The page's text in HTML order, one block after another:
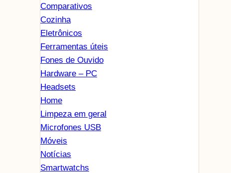
Comparativos
Cozinha
Eletrônicos
Ferramentas úteis
Fones de Ouvido
Hardware – PC
Headsets
Home
Limpeza em geral
Microfones USB
Móveis
Notícias
Smartwatchs